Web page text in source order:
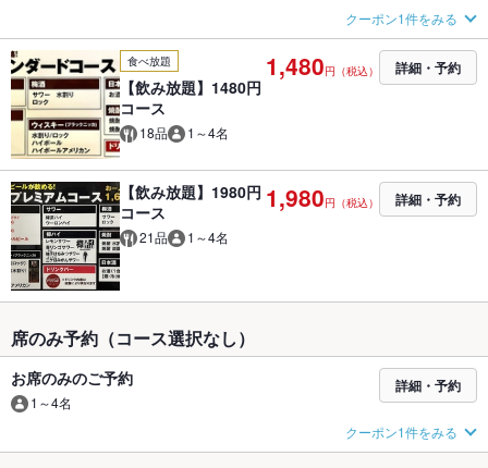
クーポン1件をみる
食べ放題
【飲み放題】1480円
コース
18品 1～4名
1,480円（税込） 詳細・予約
【飲み放題】1980円
コース
21品 1～4名
1,980円（税込） 詳細・予約
席のみ予約（コース選択なし）
お席のみのご予約
1～4名
詳細・予約
クーポン1件をみる